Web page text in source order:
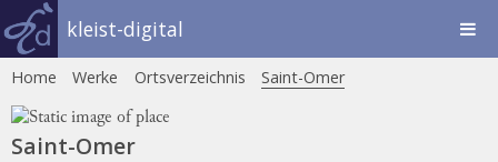
kleist-digital
Home Werke Ortsverzeichnis Saint-Omer
Saint-Omer